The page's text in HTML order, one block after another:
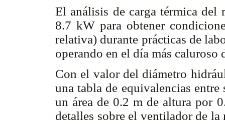
El análisis de carga térmica del
8.7 kW para obtener
relativa) durante prácticas de
operando en el día más caluroso
Con el valor del diámetro
una tabla de equivalencias
un área de 0.2 m de altura por
detalles sobre el ventilador de